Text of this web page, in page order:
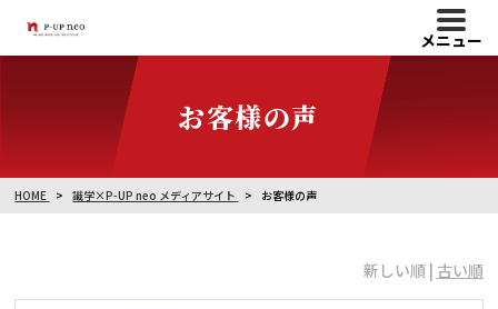
メニュー
お客様の声
HOME 識学×P-UP neo メディアサイト お客様の声
新しい順 | 古い順